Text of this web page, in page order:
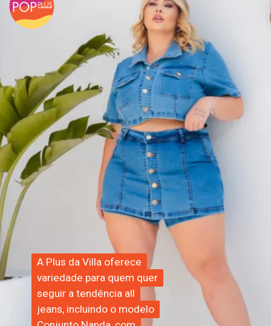
A Plus da Villa oferece
variedade para quem quer
seguir a tendência all
jeans, incluindo o modelo
A Plus da Villa oferece
variedade para quem quer
seguir a tendência all
jeans, incluindo o modelo